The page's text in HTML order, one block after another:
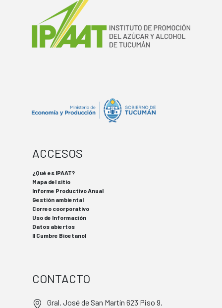
ACCESOS
¿Qué es IPAAT?
Mapa del sitio
Informe Productivo Anual
Gestión ambiental
Correo coorporativo
Uso de Información
Datos abiertos
II Cumbre Bioetanol
CONTACTO
Gral. José de San Martín 623 Piso 9.